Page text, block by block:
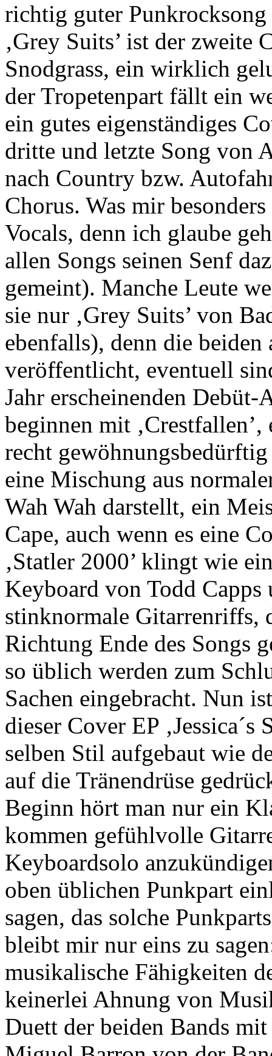
richtig guter
‚Grey Suits’ ist der zweite
Snodgrass, ein wirklich
der Tropetenpart fällt ein
ein gutes eigenständiges
dritte und letzte Song von
nach Country bzw.
Chorus. Was mir
Vocals, denn ich glaube
allen Songs seinen Senf
gemeint). Manche Leute
sie nur ‚Grey Suits’ von
ebenfalls), denn die
veröffentlicht, eventuell
Jahr erscheinenden
beginnen mit
recht
eine Mischung aus
Wah Wah darstellt, ein
Cape, auch wenn es eine
‚Statler 2000’ klingt wie
Keyboard von Todd
stinknormale Gitarrenriffs,
Richtung Ende des Songs
so üblich werden zum
Sachen eingebracht. Nun
dieser Cover EP
selben Stil aufgebaut wie
auf die Tränendrüse
Beginn hört man nur ein
kommen gefühlvolle
Keyboardsolo
oben üblichen Punkpart
sagen, das solche
bleibt mir nur eins zu
musikalische Fähigkeiten
keinerlei Ahnung von
Duett der beiden Bands mit